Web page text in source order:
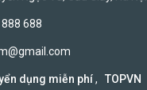
688
dụng miễn phí, TOPVN